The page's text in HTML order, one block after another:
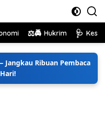
⚖️🚔 Hukrim 🩺
Ribuan Pembaca